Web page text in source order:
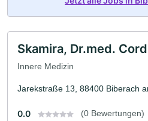
Skamira, Dr.med. Cord
Innere Medizin
Jarekstraße 13, 88400 Biberach
0.0 (0 Bewertungen)